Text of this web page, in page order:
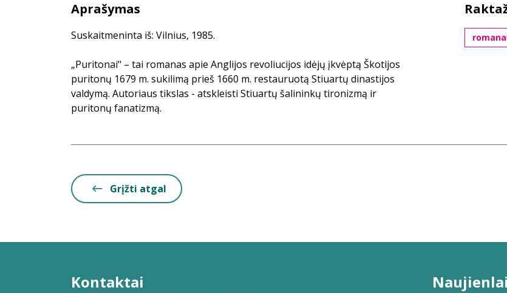
Aprašymas
Suskaitmeninta iš: Vilnius, 1985.
„Puritonai" – tai romanas apie Anglijos revoliucijos idėjų įkvėptą Škotijos
puritonų 1679 m. sukilimą prieš 1660 m. restauruotą Stiuartų dinastijos
valdymą. Autoriaus tikslas - atskleisti Stiuartų šalininkų tironizmą ir
puritonų fanatizmą.
Grįžti atgal
Kontaktai